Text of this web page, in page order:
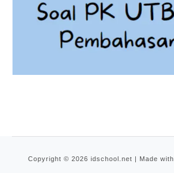
Copyright © 2026 idschool.net | Made with